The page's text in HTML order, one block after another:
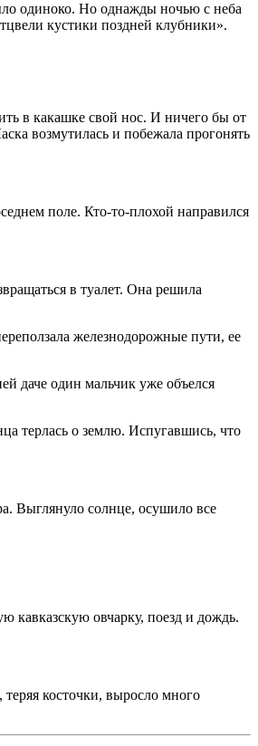
одиноко. Но однажды ночью с неба
кустики поздней клубники».
в какашке свой нос. И ничего бы от
возмутилась и побежала прогонять
поле. Кто-то-плохой направился
в туалет. Она решила
железнодорожные пути, ее
даче один мальчик уже объелся
терлась о землю. Испугавшись, что
Выглянуло солнце, осушило все
кавказскую овчарку, поезд и дождь.
косточки, выросло много